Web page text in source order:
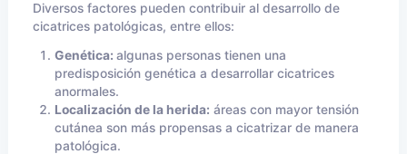
Diversos factores pueden contribuir al desarrollo de
cicatrices patológicas, entre ellos:
Genética: algunas personas tienen una
predisposición genética a desarrollar cicatrices
anormales.
Localización de la herida: áreas con mayor tensión
cutánea son más propensas a cicatrizar de manera
patológica.